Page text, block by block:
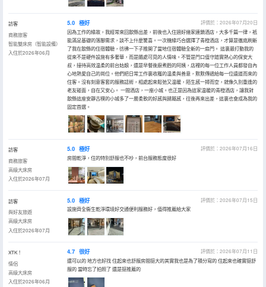
訪客
商務旅客
智能雙床房（智能設備）
入住於2026年06月
5.0 極好
評價於：2026年07月20日
因為工作的緣故，我經常來回歙縣出差，前後也入住過好幾家連鎖酒店，大多千篇一律，衹
能滿足基礎的落腳需求，談不上什麼驚喜。一次機緣巧合選擇了青橙酒店，才算是徹底刷新
了我在歙縣的住宿體驗，彷彿一下子推開了當地住宿體驗全新的一扇門。 這裏最打動我的
從來不是硬件設施有多奢華，而是隨處可見的人情味。不管是門口值守踏實熱心的保安大
叔，接待高效温柔的前台姑娘，還是早餐後廚煮麪的阿姨，店裡的每一位工作人員都發自內
心地熱愛自己的崗位。他們把日常工作裏收穫的温柔與善意，默默傳遞給每一位遠道而來的
住客。沒有刻意客套的服務話術，相處起來鬆弛又温暖，陌生感一掃而空，就像久別重逢的
老友碰面，自在又安心。 一間酒店，一座小城。也正是因為這家温暖的青橙酒店，讓我對
歙縣這座安靜古樸的小城多了一層柔軟的好感與歸屬感，往後再來出差，這裏也會成為我的
固定首選。
訪客
商務旅客
高級大床房
入住於2026年07月
5.0 極好
評價於：2026年07月16日
房間乾淨，住的特別舒服也不吵，前台服務態度很好
訪客
與好友旅遊
高級大床房
入住於2026年07月
5.0 極好
評價於：2026年07月15日
設施齊全衞生乾淨環境好交通便利服務好，值得推薦給大家
XTK！
情侶
高級大床房
入住於2026年06月
4.7 很好
評價於：2026年07月11日
還可以的 地方也好找 住起來也舒服房間挺大的其實我也是為了積分寫的 住起來也確實挺舒
服的 當時忘了拍照了 還是挺推薦的